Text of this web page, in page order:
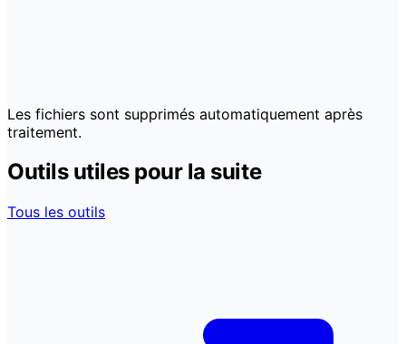
Les fichiers sont supprimés automatiquement après
traitement.
Outils utiles pour la suite
Tous les outils